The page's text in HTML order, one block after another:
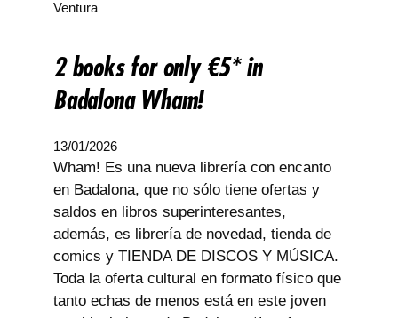
2 books for only €5* in
Badalona Wham!
13/01/2026
Wham! Es una nueva librería con encanto
en Badalona, que no sólo tiene ofertas y
saldos en libros superinteresantes,
además, es librería de novedad, tienda de
comics y TIENDA DE DISCOS Y MÚSICA.
Toda la oferta cultural en formato físico que
tanto echas de menos está en este joven